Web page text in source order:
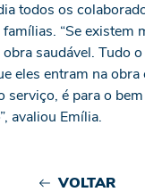
todos os
“Se existem
saudável. Tudo
eles entram na obra
serviço, é para o
avaliou Emília.
VOLTAR